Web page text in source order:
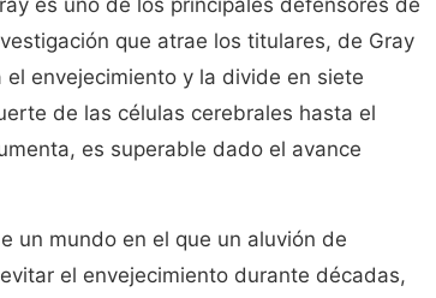
es uno de los principales defensores de
que atrae los titulares, de Gray
envejecimiento y la divide en siete
de las células cerebrales hasta el
es superable dado el avance
un mundo en el que un aluvión de
el envejecimiento durante décadas,